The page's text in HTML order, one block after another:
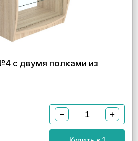
с двумя полками из
− +